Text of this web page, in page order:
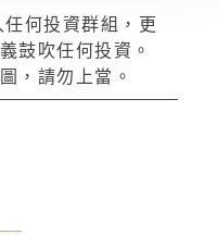
何投資群組，更
鼓吹任何投資。
，請勿上當。